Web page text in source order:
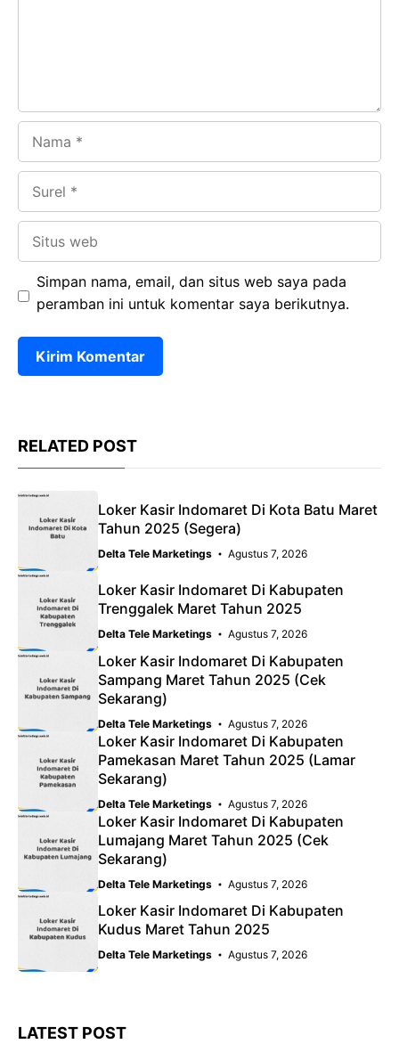
Simpan nama, email, dan situs web saya pada
peramban ini untuk komentar saya berikutnya.
RELATED POST
Loker Kasir Indomaret Di Kota Batu Maret
Tahun 2025 (Segera)
Delta Tele Marketings Agustus 7, 2026
Loker Kasir Indomaret Di Kabupaten
Trenggalek Maret Tahun 2025
Delta Tele Marketings Agustus 7, 2026
Loker Kasir Indomaret Di Kabupaten
Sampang Maret Tahun 2025 (Cek
Sekarang)
Delta Tele Marketings Agustus 7, 2026
Loker Kasir Indomaret Di Kabupaten
Pamekasan Maret Tahun 2025 (Lamar
Sekarang)
Delta Tele Marketings Agustus 7, 2026
Loker Kasir Indomaret Di Kabupaten
Lumajang Maret Tahun 2025 (Cek
Sekarang)
Delta Tele Marketings Agustus 7, 2026
Loker Kasir Indomaret Di Kabupaten
Kudus Maret Tahun 2025
Delta Tele Marketings Agustus 7, 2026
LATEST POST